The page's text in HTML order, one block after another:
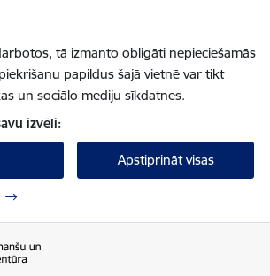
tā izmanto obligāti nepieciešamās
papildus šajā vietnē var tikt
un sociālo mediju sīkdatnes.
izvēli:
Apstiprināt visas